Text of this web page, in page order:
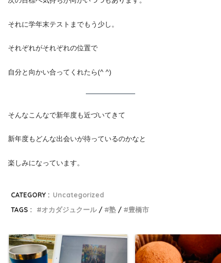
それに学年末テストまでもう少し。
それぞれがそれぞれの位置で
自分と向かい合ってくれたら(^ ^)
そんなこんなで新年度も近づいてきて
新年度もどんな出会いが待っているのかなと
楽しみになっています。
CATEGORY : Uncategorized
TAGS :
オカダジュクール 塾 豊橋市